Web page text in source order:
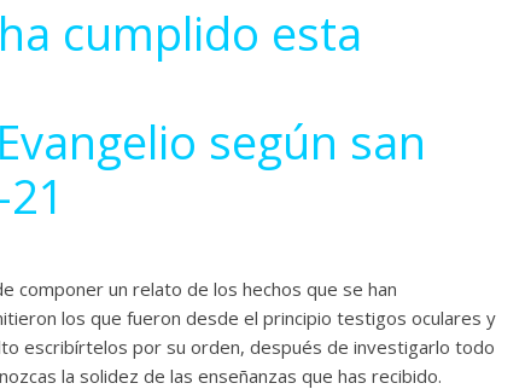
cumplido esta
según san
componer un relato de los hechos que se han
los que fueron desde el principio testigos oculares y
escribírtelos por su orden, después de investigarlo todo
la solidez de las enseñanzas que has recibido.